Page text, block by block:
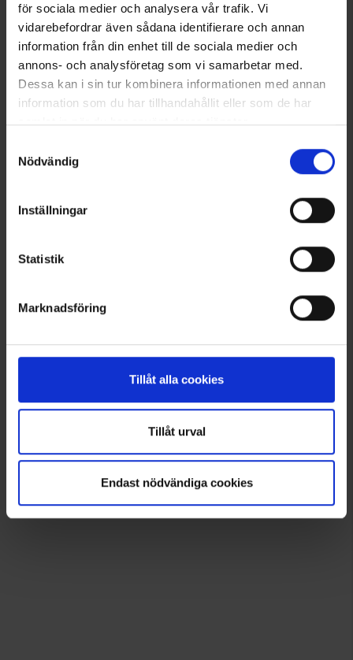
för sociala medier och analysera vår trafik. Vi
vidarebefordrar även sådana identifierare och annan
information från din enhet till de sociala medier och
annons- och analysföretag som vi samarbetar med.
Dessa kan i sin tur kombinera informationen med annan
information som du har tillhandahållit eller som de har
samlat in när du har använt deras tjänster.
Nödvändig
Inställningar
Statistik
Marknadsföring
Tillåt alla cookies
Tillåt urval
Endast nödvändiga cookies
49 €
Muut ostivat myös
Lisää inspiraatiota varten!
Seuraa meitä Instagramissa @engelsons_europe